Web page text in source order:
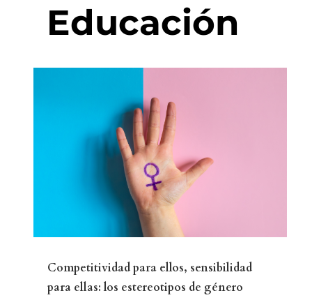
Educación
Competitividad para ellos, sensibilidad
para ellas: los estereotipos de género